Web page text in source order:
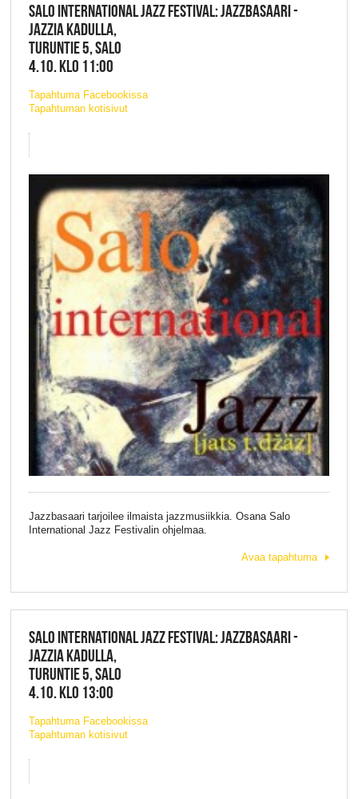
SALO INTERNATIONAL JAZZ FESTIVAL: JAZZBASAARI -
JAZZIA KADULLA,
TURUNTIE 5, SALO
4.10. KLO 11:00
Tapahtuma Facebookissa
Tapahtuman kotisivut
Jazzbasaari tarjoilee ilmaista jazzmusiikkia. Osana Salo
International Jazz Festivalin ohjelmaa.
Avaa tapahtuma
SALO INTERNATIONAL JAZZ FESTIVAL: JAZZBASAARI -
JAZZIA KADULLA,
TURUNTIE 5, SALO
4.10. KLO 13:00
Tapahtuma Facebookissa
Tapahtuman kotisivut